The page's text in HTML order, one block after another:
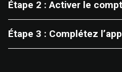
Étape 2 : Activer le
Étape 3 : Complétez